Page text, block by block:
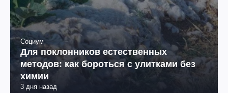
Социум
Для поклонников естественных
методов: как бороться с улитками без
химии
3 дня назад